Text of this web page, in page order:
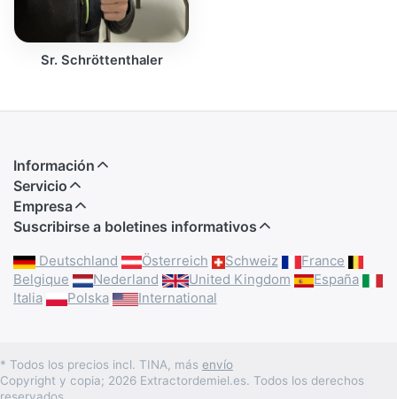
Sr. Schröttenthaler
Información
Servicio
Empresa
Suscribirse a boletines informativos
Deutschland Österreich Schweiz
France
Belgique
Nederland United Kingdom
España
Italia
Polska International
* Todos los precios incl. TINA, más envío
Copyright y copia; 2026 Extractordemiel.es. Todos los derechos